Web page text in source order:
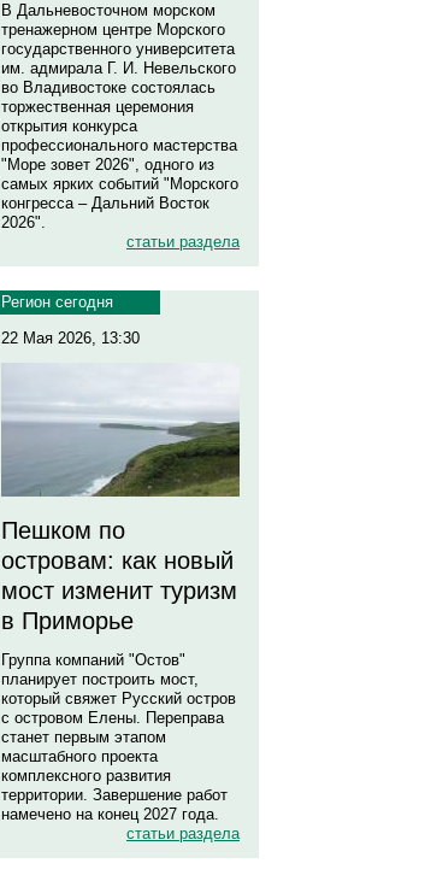
В Дальневосточном морском
тренажерном центре Морского
государственного университета
им. адмирала Г. И. Невельского
во Владивостоке состоялась
торжественная церемония
открытия конкурса
профессионального мастерства
"Море зовет 2026", одного из
самых ярких событий "Морского
конгресса – Дальний Восток
2026".
статьи раздела
Регион сегодня
22 Мая 2026, 13:30
Пешком по
островам: как новый
мост изменит туризм
в Приморье
Группа компаний "Остов"
планирует построить мост,
который свяжет Русский остров
с островом Елены. Переправа
станет первым этапом
масштабного проекта
комплексного развития
территории. Завершение работ
намечено на конец 2027 года.
статьи раздела